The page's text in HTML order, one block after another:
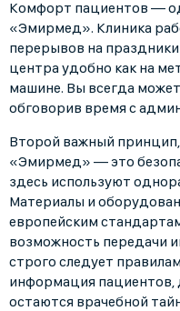
Комфорт пациентов —
«Эмирмед». Клиника
перерывов на
центра удобно как на
машине. Вы всегда
обговорив время с
Второй важный
«Эмирмед» — это
здесь используют
Материалы и
европейским
возможность передачи
строго следует
информация пациентов,
остаются врачебной